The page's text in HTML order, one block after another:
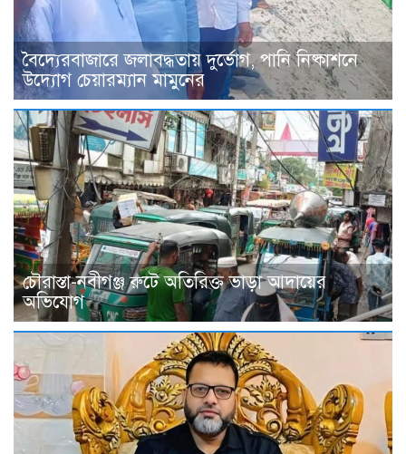
বৈদ্যেরবাজারে জলাবদ্ধতায় দুর্ভোগ, পানি নিষ্কাশনে
উদ্যোগ চেয়ারম্যান মামুনের
চৌরাস্তা-নবীগঞ্জ রুটে অতিরিক্ত ভাড়া আদায়ের
অভিযোগ